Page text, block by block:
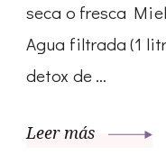
seca o fresca
Agua filtrada (1
detox de …
Leer más